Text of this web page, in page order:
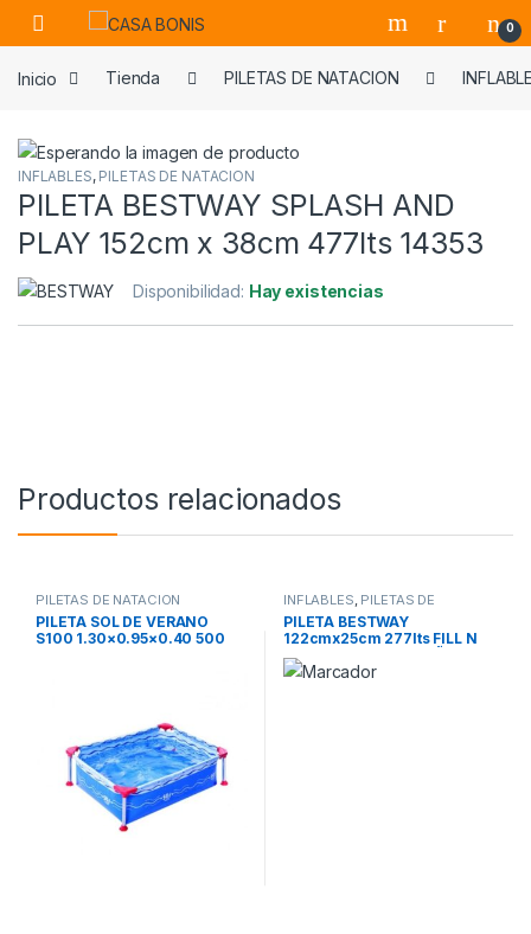
Skip to navigation
Skip to content
0
Inicio Tienda PILETAS DE NATACION
INFLABLES, PILETAS DE NATACION
PILETA BESTWAY SPLASH AND
PLAY 152cm x 38cm 477lts 14353
Disponibilidad: Hay existencias
Productos relacionados
PILETAS DE NATACION
PILETA SOL DE VERANO
S100 1.30×0.95×0.40 500
INFLABLES PILETAS DE
PILETA BESTWAY
122cmx25cm 277lts FILL N
FUN PARED PVC +2 AÑOS
16356